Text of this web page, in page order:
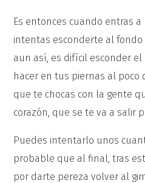
Es entonces cuando entras
intentas esconderte al fondo
aun así, es difícil esconder
hacer en tus piernas al poco
que te chocas con la gente
corazón, que se te va a salir
Puedes intentarlo unos
probable que al final, tras
por darte pereza volver al